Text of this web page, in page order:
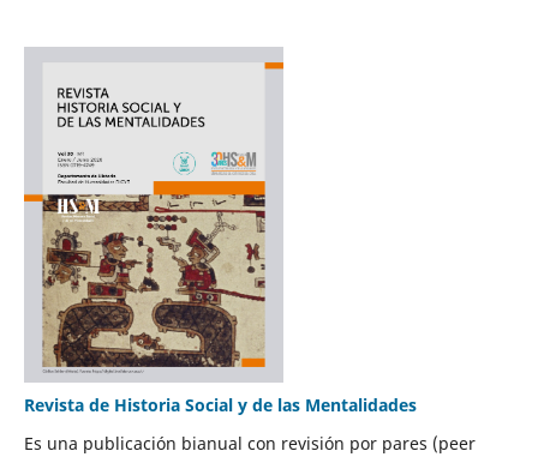
Revista de Historia Social y de las Mentalidades
Es una publicación bianual con revisión por pares (peer